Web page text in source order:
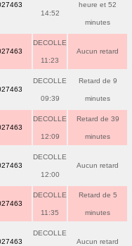
14:52
heure et 52
minutes
DECOLLE
11:23
Aucun retard
DECOLLE
09:39
Retard de 9
minutes
DECOLLE
12:09
Retard de 39
minutes
DECOLLE
12:00
Aucun retard
DECOLLE
11:35
Retard de 5
minutes
DECOLLE
Aucun retard